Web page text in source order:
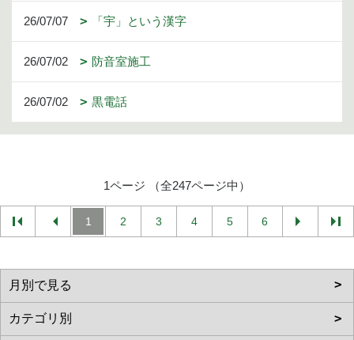
26/07/07 「宇」という漢字
26/07/02 防音室施工
26/07/02 黒電話
1ページ （全247ページ中）
1 2 3 4 5 6